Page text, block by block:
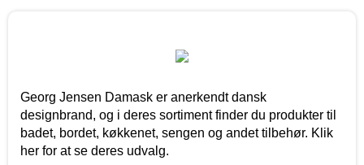
Georg Jensen Damask er anerkendt dansk
designbrand, og i deres sortiment finder du produkter til
badet, bordet, køkkenet, sengen og andet tilbehør. Klik
her for at se deres udvalg.